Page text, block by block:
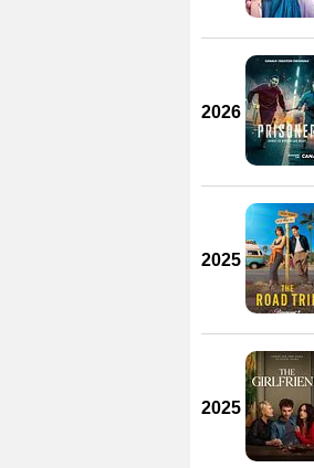
2026
2025
2025